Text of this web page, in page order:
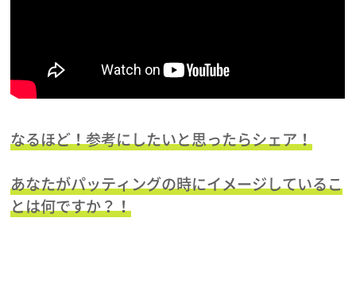
なるほど！参考にしたいと思ったらシェア！
あなたがパッティングの時にイメージしているこ
とは何ですか？！